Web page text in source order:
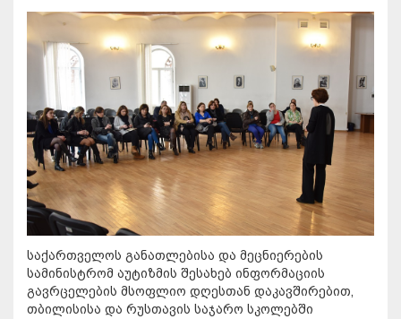
საქართველოს განათლებისა და მეცნიერების
სამინისტრომ აუტიზმის შესახებ ინფორმაციის
გავრცელების მსოფლიო დღესთან დაკავშირებით,
თბილისისა და რუსთავის საჯარო სკოლებში